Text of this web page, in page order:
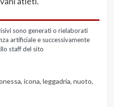
sono generati o rielaborati
artificiale e successivamente
staff del sito
, icona, leggadria, nuoto,